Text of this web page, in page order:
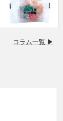
コラム一覧 ▶